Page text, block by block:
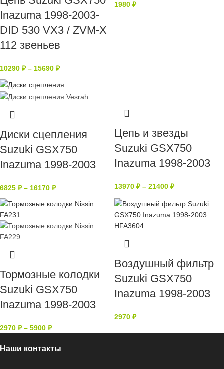
Inazuma 1998-2003-
DID 530 VX3 / ZVM-X
112 звеньев
10290 ₽ – 15690 ₽
1980 ₽
Диски сцепления
Suzuki GSX750
Inazuma 1998-2003
6825 ₽ – 16170 ₽
Цепь и звезды
Suzuki GSX750
Inazuma 1998-2003
13970 ₽ – 21400 ₽
Тормозные колодки
Suzuki GSX750
Inazuma 1998-2003
2970 ₽ – 5900 ₽
Воздушный фильтр
Suzuki GSX750
Inazuma 1998-2003
2970 ₽
Наши контакты